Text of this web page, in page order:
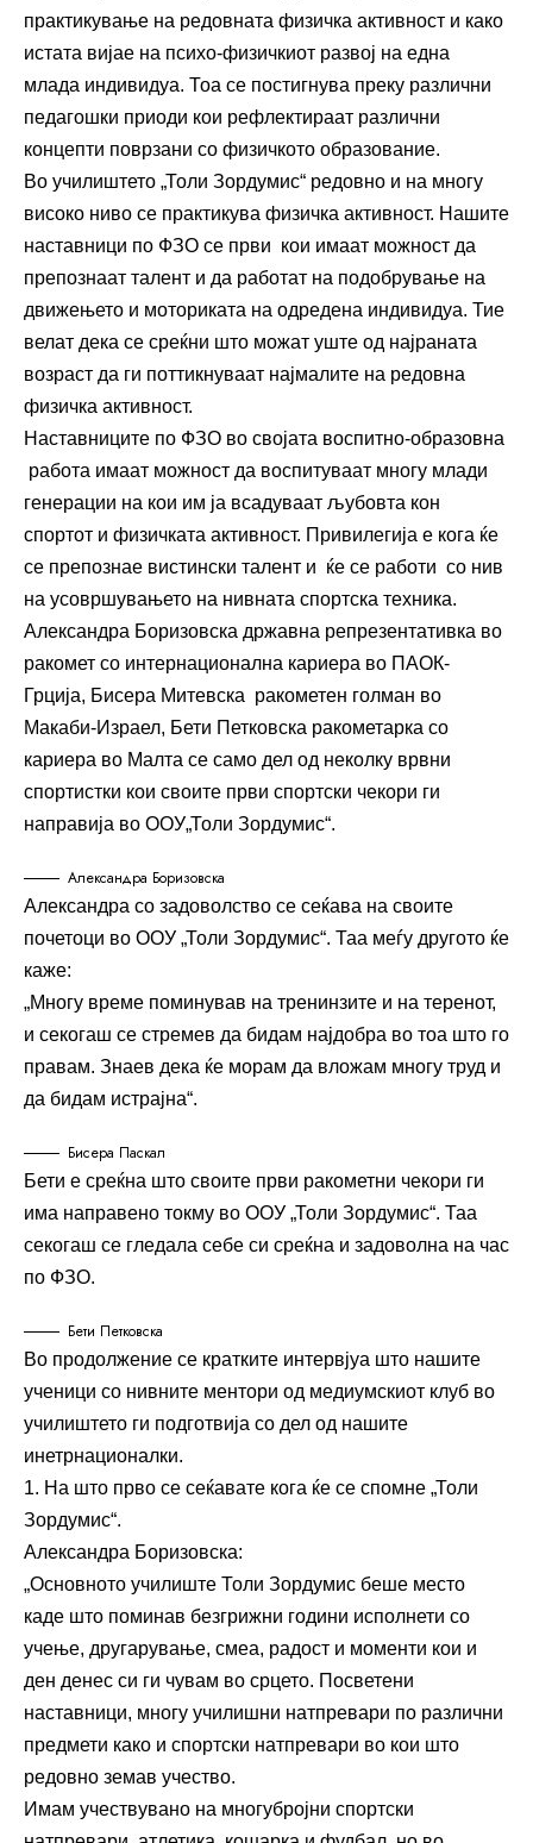
практикување на редовната физичка активност и како
истата вијае на психо-физичкиот развој на една
млада индивидуа. Тоа се постигнува преку различни
педагошки приоди кои рефлектираат различни
концепти поврзани со физичкото образование.
Во училиштето „Толи Зордумис“ редовно и на многу
високо ниво се практикува физичка активност. Нашите
наставници по ФЗО се први кои имаат можност да
препознаат талент и да работат на подобрување на
движењето и моториката на одредена индивидуа. Тие
велат дека се среќни што можат уште од најраната
возраст да ги поттикнуваат најмалите на редовна
физичка активност.
Наставниците по ФЗО во својата воспитно-образовна
работа имаат можност да воспитуваат многу млади
генерации на кои им ја всадуваат љубовта кон
спортот и физичката активност. Привилегија е кога ќе
се препознае вистински талент и ќе се работи со нив
на усовршувањето на нивната спортска техника.
Александра Боризовска државна репрезентативка во
ракомет со интернационална кариера во ПАОК-
Грција, Бисера Митевска ракометен голман во
Макаби-Израел, Бети Петковска ракометарка со
кариера во Малта се само дел од неколку врвни
спортистки кои своите први спортски чекори ги
направија во ООУ„Толи Зордумис“.
Александра Боризовска
Александра со задоволство се сеќава на своите
почетоци во ООУ „Толи Зордумис“. Таа меѓу другото ќе
каже:
„Многу време поминував на тренинзите и на теренот,
и секогаш се стремев да бидам најдобра во тоа што го
правам. Знаев дека ќе морам да вложам многу труд и
да бидам истрајна“.
Бисера Паскал
Бети е среќна што своите први ракометни чекори ги
има направено токму во ООУ „Толи Зордумис“. Таа
секогаш се гледала себе си среќна и задоволна на час
по ФЗО.
Бети Петковска
Во продолжение се кратките интервјуа што нашите
ученици со нивните ментори од медиумскиот клуб во
училиштето ги подготвија со дел од нашите
инетрнационалки.
1. На што прво се сеќавате кога ќе се спомне „Толи
Зордумис“.
Александра Боризовска:
„Основното училиште Толи Зордумис беше место
каде што поминав безгрижни години исполнети со
учење, другарување, смеа, радост и моменти кои и
ден денес си ги чувам во срцето. Посветени
наставници, многу училишни натпревари по различни
предмети како и спортски натпревари во кои што
редовно земав учество.
Имам учествувано на многубројни спортски